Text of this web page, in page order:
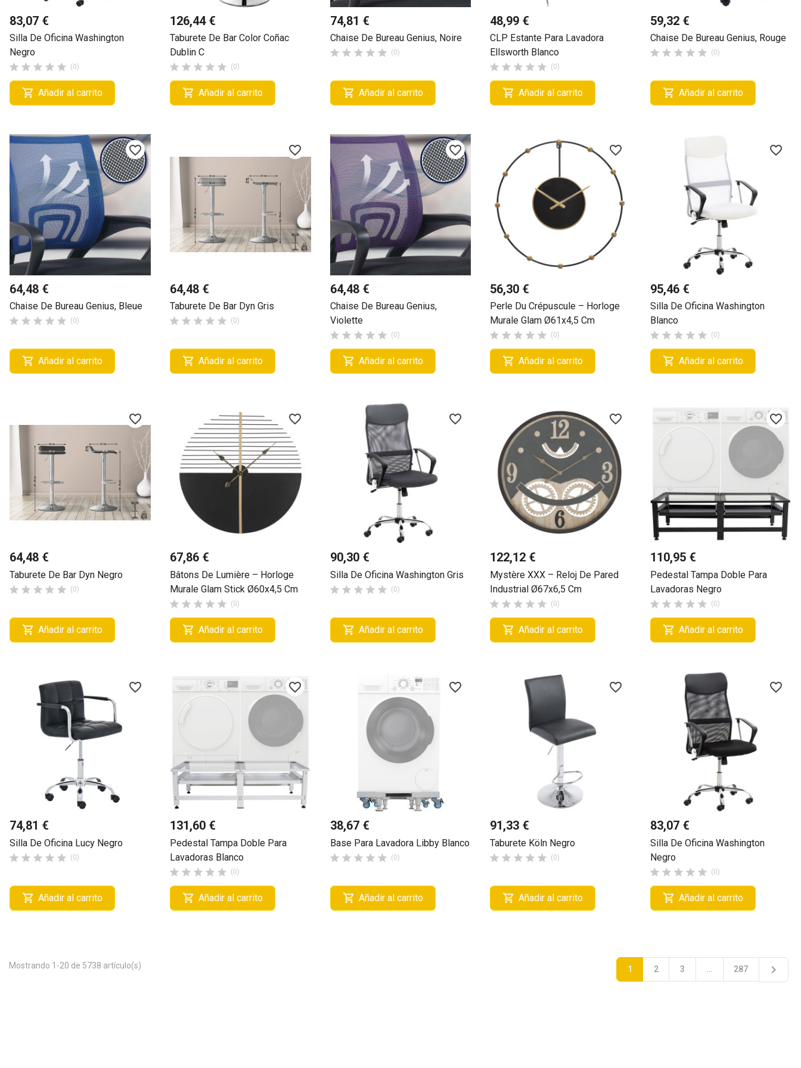
83,07 €
Silla De Oficina Washington
Negro
     (0)
 Añadir al carrito
126,44 €
Taburete De Bar Color Coñac
Dublin C
     (0)
 Añadir al carrito
74,81 €
Chaise De Bureau Genius, Noire
     (0)
 Añadir al carrito
48,99 €
CLP Estante Para Lavadora
Ellsworth Blanco
     (0)
 Añadir al carrito
59,32 €
Chaise De Bureau Genius, Rouge
     (0)
 Añadir al carrito
favorite_border
64,48 €
Chaise De Bureau Genius, Bleue
     (0)
 Añadir al carrito
favorite_border
64,48 €
Taburete De Bar Dyn Gris
     (0)
 Añadir al carrito
favorite_border
64,48 €
Chaise De Bureau Genius,
Violette
     (0)
 Añadir al carrito
favorite_border
56,30 €
Perle Du Crépuscule – Horloge
Murale Glam Ø61x4,5 Cm
     (0)
 Añadir al carrito
favorite_border
95,46 €
Silla De Oficina Washington
Blanco
     (0)
 Añadir al carrito
favorite_border
64,48 €
Taburete De Bar Dyn Negro
     (0)
 Añadir al carrito
favorite_border
67,86 €
Bâtons De Lumière – Horloge
Murale Glam Stick Ø60x4,5 Cm
     (0)
 Añadir al carrito
favorite_border
90,30 €
Silla De Oficina Washington Gris
     (0)
 Añadir al carrito
favorite_border
122,12 €
Mystère XXX – Reloj De Pared
Industrial Ø67x6,5 Cm
     (0)
 Añadir al carrito
favorite_border
110,95 €
Pedestal Tampa Doble Para
Lavadoras Negro
     (0)
 Añadir al carrito
favorite_border
74,81 €
Silla De Oficina Lucy Negro
     (0)
 Añadir al carrito
favorite_border
131,60 €
Pedestal Tampa Doble Para
Lavadoras Blanco
     (0)
 Añadir al carrito
favorite_border
38,67 €
Base Para Lavadora Libby Blanco
     (0)
 Añadir al carrito
favorite_border
91,33 €
Taburete Köln Negro
     (0)
 Añadir al carrito
favorite_border
83,07 €
Silla De Oficina Washington
Negro
     (0)
 Añadir al carrito
Mostrando 1-20 de 5738 artículo(s) 1 2 3 … 287 